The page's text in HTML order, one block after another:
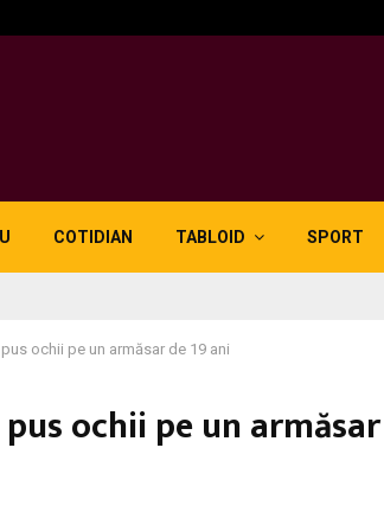
COTIDIAN TABLOID SPORT
ochii pe un armăsar de 19 ani
ochii pe un